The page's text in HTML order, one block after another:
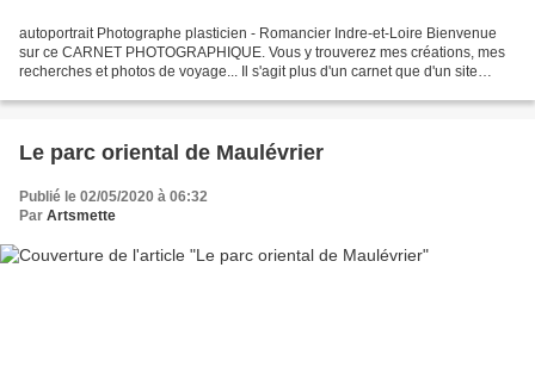
autoportrait Photographe plasticien - Romancier Indre-et-Loire Bienvenue
sur ce CARNET PHOTOGRAPHIQUE. Vous y trouverez mes créations, mes
recherches et photos de voyage... Il s'agit plus d'un carnet que d'un site
Le parc oriental de Maulévrier
Publié le 02/05/2020 à 06:32
Par Artsmette